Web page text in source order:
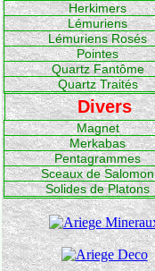
Herkimers
Lémuriens
Lémuriens Rosés
Pointes
Quartz Fantôme
Quartz Traités
Divers
Magnet
Merkabas
Pentagrammes
Sceaux de Salomon
Solides de Platons